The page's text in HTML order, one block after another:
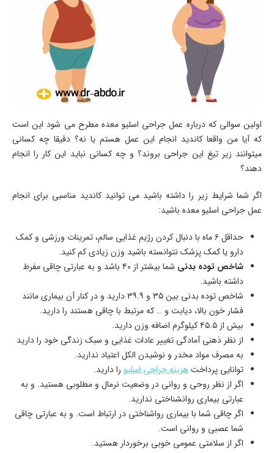
اولین سوالی که درباره عمل جراحی اسلیو معده مطرح می شود این است
که آیا من واقعا کاندید انجام این عمل هستم یا نه؟ دقیقا چه کسانی
میتوانند زیر تیغ این جراحی بروند؟ و چه کسانی نباید این کار را انجام
دهند؟
اگر شما شرایط زیر را داشته باشید می توانید کاندید مناسبی برای انجام
عمل جراحی اسلیو معده باشید:
حداقل ۶ ماه با دنبال کردن رژیم غذایی سالم، تمرینات ورزشی و کمک
دارو یا کمک پزشک نتوانسته باشید وزن زیادی کم کنید.
شاخص توده بدنی
شما بیشتر از ۴۰ باشد و به عبارتی چاقی مفرط
داشته باشید.
شاخص توده بدنی بین ۳۵ و ۳۹.۹ دارید و در کنار آن بیماری مانند
فشار خون بالا، دیابت و … که مرتبط با چاقی هستند را دارید.
بیش از ۴۵.۵ کیلوگرم اضافه وزن دارید.
از نظر ذهنی آمادگی تغییر عادات غذایی و سبک زندگی خود را دارید
به مصرف مواد مخدر و نوشیدن الکل اعتیاد ندارید.
توانایی پرداختهزینه جراحی اسلیو را دارید.
اگر از نظر روحی و روانی در وضعیت نرمال و مطلوبی هستید. و به
عبارتی بیماری روانشناختی ندارید.
اگر چاقی شما با بیماری رواشناختی در ارتباط است. و به عبارتی چاقی
شما عصبی و روانی است.
اگر از سلامتی عمومی خوبی برخوردار هستید.